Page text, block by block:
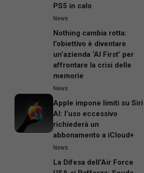
PS5 in calo
News
Nothing cambia rotta:
l’obiettivo è diventare
un’azienda ‘AI First’ per
affrontare la crisi delle
memorie
News
Apple impone limiti su Siri
AI: l’uso eccessivo
richiederà un
abbonamento a iCloud+
News
La Difesa dell’Air Force